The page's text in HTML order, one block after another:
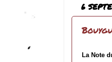
6
La Note